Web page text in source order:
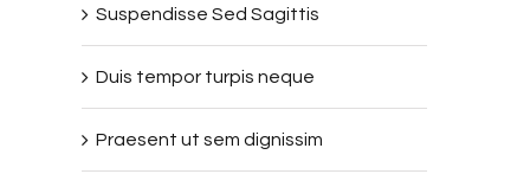
Suspendisse Sed Sagittis
Duis tempor turpis neque
Praesent ut sem dignissim